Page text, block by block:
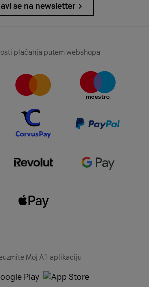
se na newsletter
plaćanja putem webshopa
Moj A1 aplikaciju